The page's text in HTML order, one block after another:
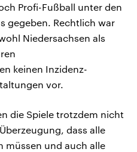
Profi-Fußball unter den
gegeben. Rechtlich war
Niedersachsen als
keinen Inzidenz-
vor.
die Spiele trotzdem nicht
dass alle
müssen und auch alle